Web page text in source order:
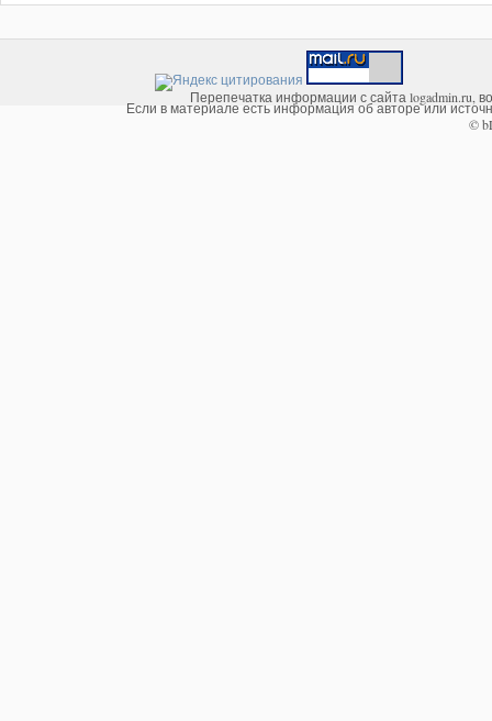
Перепечатка информации с сайта logadmin.ru,
Если в материале есть информация об авторе или
©